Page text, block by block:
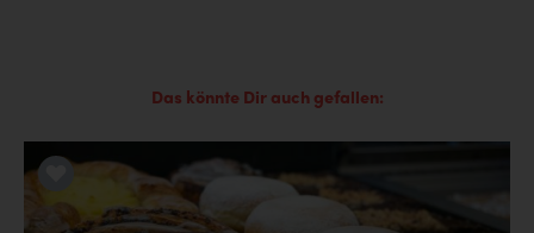
Das könnte Dir auch gefallen:
LiKE it!